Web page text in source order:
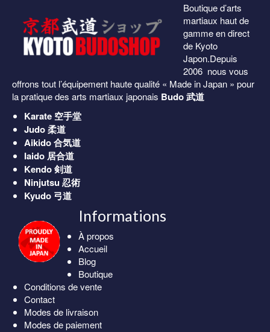
Boutique d’arts
martiaux haut de
gamme en direct
de Kyoto
Japon.Depuis
2006 nous vous
offrons tout l’équipement haute qualité « Made in Japan » pour
la pratique des arts martiaux japonais Budo 武道
Karate 空手堂
Judo柔道
Aikido合気道
Iaido 居合道
Kendo剣道
Ninjutsu忍術
Kyudo 弓道
Informations
À propos
Accueil
Blog
Boutique
Conditions de vente
Contact
Modes de livraison
Modes de paiement